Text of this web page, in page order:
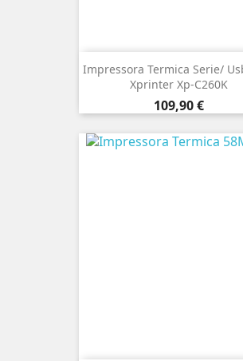
Impressora Termica Serie/
Xprinter Xp-C260K
Preço
109,90 €